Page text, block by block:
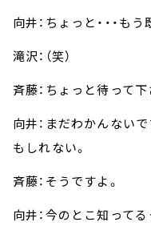
向井：ちょっと・・・もう既
滝沢：（笑）
斉藤：ちょっと待って下
向井：まだわかんない
もしれない。
斉藤：そうですよ。
向井：今のとこ知って